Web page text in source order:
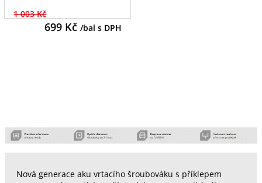
1 003 Kč
699Kč /bal s DPH
Nová generace aku vrtacího šroubováku s příklepem